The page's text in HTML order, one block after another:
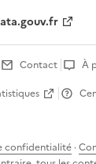
Contact
À
confidentialité ·